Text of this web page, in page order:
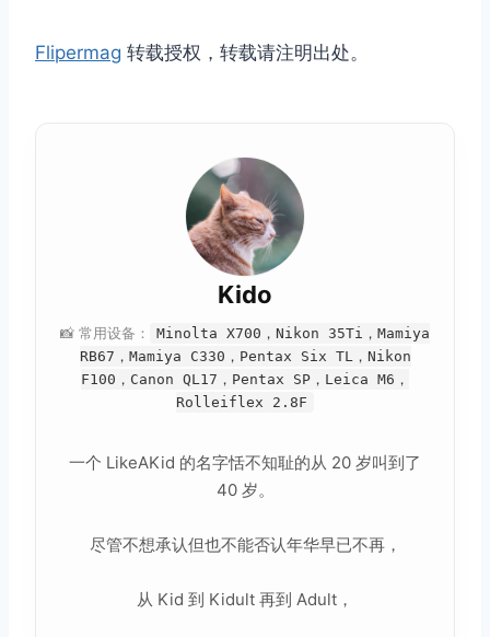
Flipermag 转载授权，转载请注明出处。
Kido
📸 常用设备：
Minolta X700，Nikon 35Ti，Mamiya
RB67，Mamiya C330，Pentax Six TL，Nikon
F100，Canon QL17，Pentax SP，Leica M6，
Rolleiflex 2.8F
一个 LikeAKid 的名字恬不知耻的从 20 岁叫到了
40 岁。
尽管不想承认但也不能否认年华早已不再，
从 Kid 到 Kidult 再到 Adult，